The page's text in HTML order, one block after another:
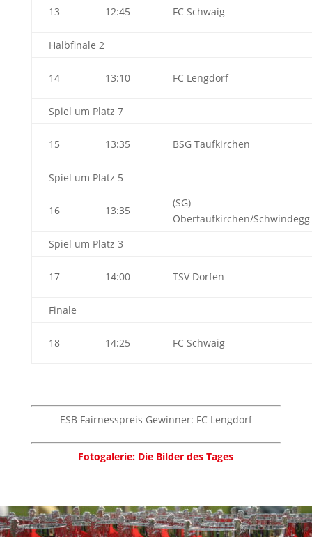
13 12:45 FC Schwaig
Halbfinale 2
14 13:10 FC Lengdorf
Spiel um Platz 7
15 13:35 BSG Taufkirchen
Spiel um Platz 5
16 13:35
(SG)
Obertaufkirchen/Schwindegg
Spiel um Platz 3
17 14:00 TSV Dorfen
Finale
18 14:25 FC Schwaig
ESB Fairnesspreis Gewinner: FC Lengdorf
Fotogalerie: Die Bilder des Tages